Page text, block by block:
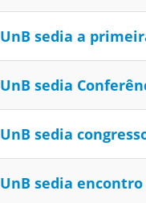
UnB sedia a
UnB sedia
UnB sedia
UnB sedia